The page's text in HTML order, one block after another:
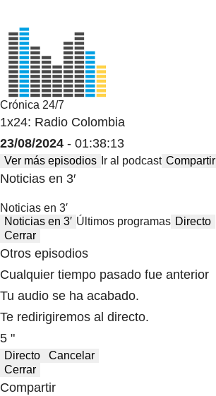
Crónica 24/7
1x24: Radio Colombia
23/08/2024 - 01:38:13
Ver más episodios Ir al podcast Compartir
Noticias en 3′
Noticias en 3′
Noticias en 3′ Últimos programas Directo
Cerrar
Otros episodios
Cualquier tiempo pasado fue anterior
Tu audio se ha acabado.
Te redirigiremos al directo.
5 "
Directo
Cancelar
Cerrar
Compartir